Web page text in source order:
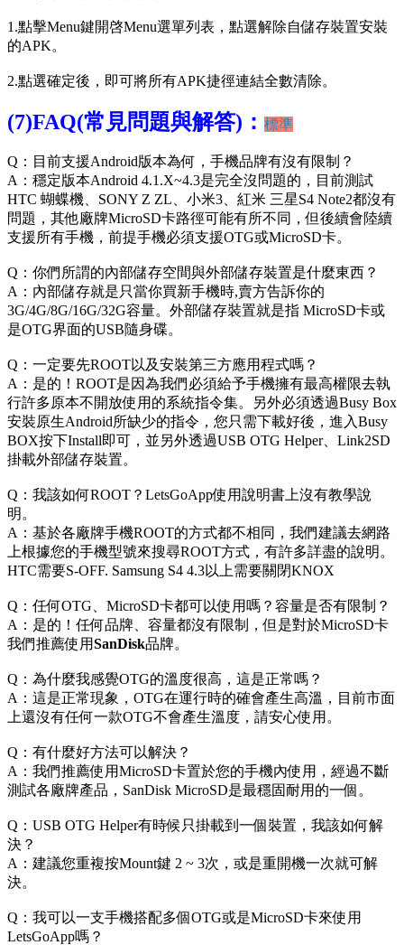
1.點擊Menu鍵開啓Menu選單列表，點選解除自儲存裝置安裝
的APK。
2.點選確定後，即可將所有APK捷徑連結全數清除。
(7)FAQ(常見問題與解答)： 標準
Q：目前支援Android版本為何，手機品牌有沒有限制？
A：穩定版本Android 4.1.X~4.3是完全沒問題的，目前測試
HTC 蝴蝶機、SONY Z ZL、小米3、紅米 三星S4 Note2都沒有
問題，其他廠牌MicroSD卡路徑可能有所不同，但後續會陸續
支援所有手機，前提手機必須支援OTG或MicroSD卡。
Q：你們所謂的內部儲存空間與外部儲存裝置是什麼東西？
A：內部儲存就是只當你買新手機時,賣方告訴你的
3G/4G/8G/16G/32G容量。外部儲存裝置就是指 MicroSD卡或
是OTG界面的USB隨身碟。
Q：一定要先ROOT以及安裝第三方應用程式嗎？
A：是的！ROOT是因為我們必須給予手機擁有最高權限去執
行許多原本不開放使用的系統指令集。另外必須透過Busy Box
安裝原生Android所缺少的指令，您只需下載好後，進入Busy
BOX按下Install即可，並另外透過USB OTG Helper、Link2SD
掛載外部儲存裝置。
Q：我該如何ROOT？LetsGoApp使用說明書上沒有教學說
明。
A：基於各廠牌手機ROOT的方式都不相同，我們建議去網路
上根據您的手機型號來搜尋ROOT方式，有許多詳盡的說明。
HTC需要S-OFF. Samsung S4 4.3以上需要關閉KNOX
Q：任何OTG、MicroSD卡都可以使用嗎？容量是否有限制？
A：是的！任何品牌、容量都沒有限制，但是對於MicroSD卡
我們推薦使用SanDisk品牌。
Q：為什麼我感覺OTG的溫度很高，這是正常嗎？
A：這是正常現象，OTG在運行時的確會產生高溫，目前市面
上還沒有任何一款OTG不會產生溫度，請安心使用。
Q：有什麼好方法可以解決？
A：我們推薦使用MicroSD卡置於您的手機內使用，經過不斷
測試各廠牌產品，SanDisk MicroSD是最穩固耐用的一個。
Q：USB OTG Helper有時候只掛載到一個裝置，我該如何解
決？
A：建議您重複按Mount鍵 2 ~ 3次，或是重開機一次就可解
決。
Q：我可以一支手機搭配多個OTG或是MicroSD卡來使用
LetsGoApp嗎？